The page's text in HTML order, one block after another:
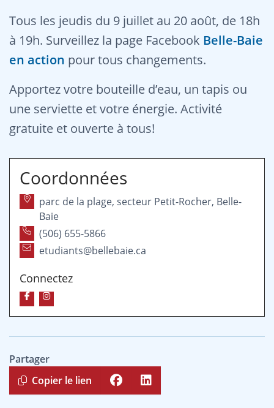
Tous les jeudis du 9 juillet au 20 août, de 18h
à 19h. Surveillez la page Facebook Belle-Baie
en action pour tous changements.
Apportez votre bouteille d’eau, un tapis ou
une serviette et votre énergie. Activité
gratuite et ouverte à tous!
Coordonnées
parc de la plage, secteur Petit-Rocher, Belle-
Baie
(506) 655-5866
etudiants@bellebaie.ca
Connectez
Partager
Copier le lien